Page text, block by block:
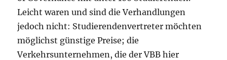
Leicht waren und sind die Verhandlungen
jedoch nicht: Studierendenvertreter möchten
möglichst günstige Preise; die
Verkehrsunternehmen, die der VBB hier